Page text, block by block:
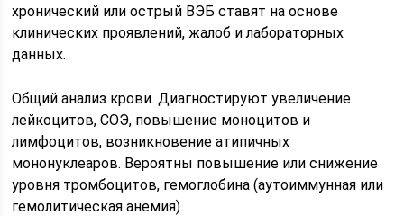
хронический или острый ВЭБ ставят на основе
клинических проявлений, жалоб и лабораторных
данных.
Общий анализ крови. Диагностируют увеличение
лейкоцитов, СОЭ, повышение моноцитов и
лимфоцитов, возникновение атипичных
мононуклеаров. Вероятны повышение или снижение
уровня тромбоцитов, гемоглобина (аутоиммунная или
гемолитическая анемия).